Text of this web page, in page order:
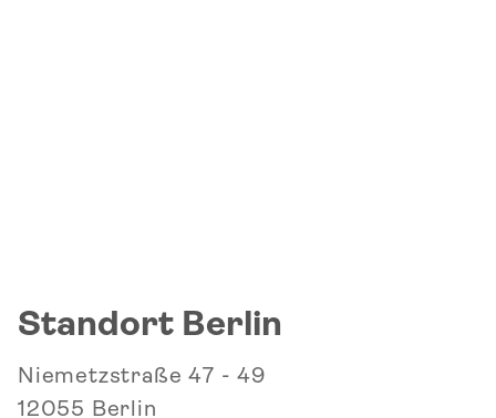
Standort Berlin
Niemetzstraße 47 - 49
12055 Berlin